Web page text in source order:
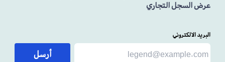
عرض السجل التجاري
البريد الالكتروني
أرسل